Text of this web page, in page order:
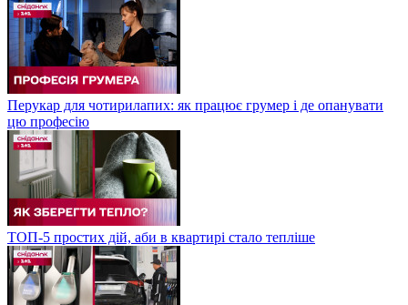
Перукар для чотирилапих: як працює грумер і де опанувати
цю професію
ТОП-5 простих дій, аби в квартирі стало тепліше